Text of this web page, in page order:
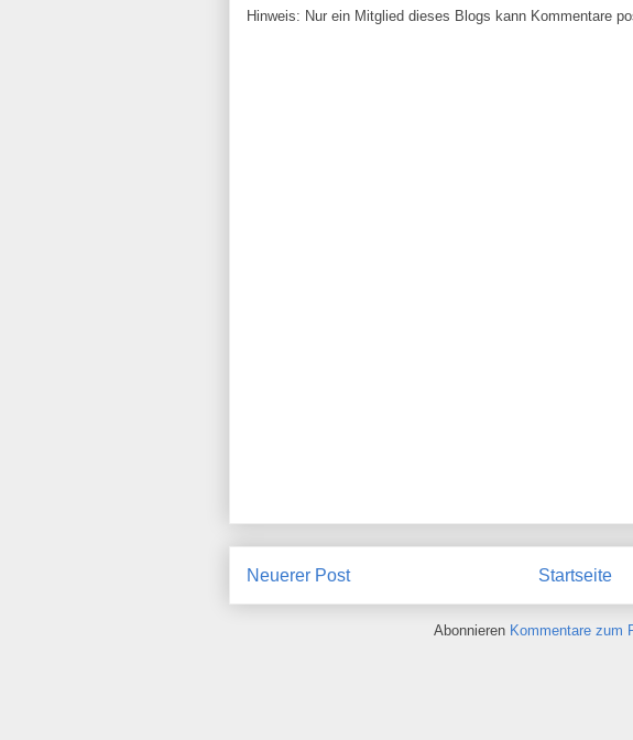
Hinweis: Nur ein Mitglied dieses Blogs kann Kommentare
Neuerer Post Startseite
Abonnieren Kommentare zum